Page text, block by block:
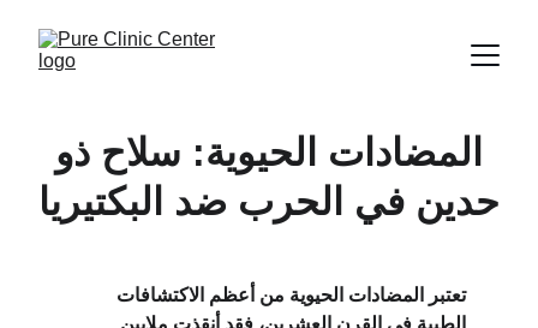
المضادات الحيوية: سلاح ذو
حدين في الحرب ضد البكتيريا
تعتبر المضادات الحيوية من أعظم الاكتشافات
الطبية في القرن العشرين، فقد أنقذت ملايين